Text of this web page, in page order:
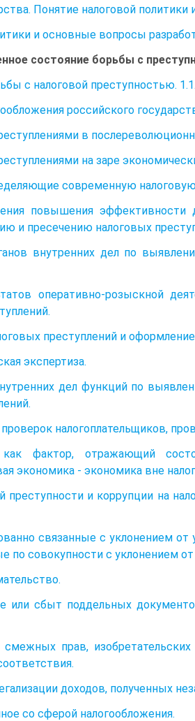
Понятие налоговой
и основные вопросы
состояние борьбы с
с налоговой преступностью.
российского
в
на заре
современную
повышения эффективности
и пресечению налоговых
внутренних дел по
оперативно-розыскной
преступлений и
экспертиза.
дел функций по
налогоплательщиков,
фактор, отражающий
экономика - экономика вне
преступности и коррупции на
связанные с уклонением
по совокупности с уклонением
или сбыт поддельных
прав,
доходов, полученных
со сферой налогообложения.